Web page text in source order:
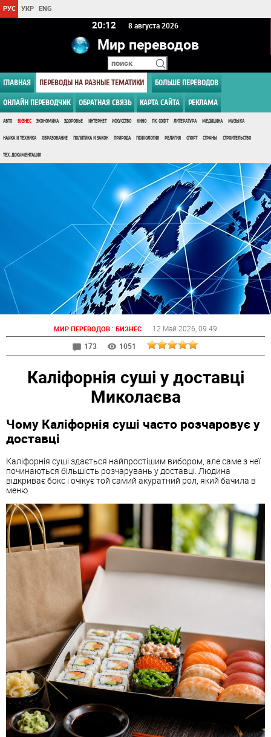
РУС УКР ENG
20 12 8 августа 2026
Мир переводов
ГЛАВНАЯ ПЕРЕВОДЫ НА РАЗНЫЕ ТЕМАТИКИ БОЛЬШЕ ПЕРЕВОДОВ
ОНЛАЙН ПЕРЕВОДЧИК ОБРАТНАЯ СВЯЗЬ КАРТА САЙТА РЕКЛАМА
АВТО БИЗНЕС ЭКОНОМИКА ЗДОРОВЬЕ ИНТЕРНЕТ ИСКУССТВО КИНО ПК, СОФТ ЛИТЕРАТУРА МЕДИЦИНА МУЗЫКА
НАУКА И ТЕХНИКА ОБРАЗОВАНИЕ ПОЛИТИКА И ЗАКОН ПРИРОДА ПСИХОЛОГИЯ РЕЛИГИЯ СПОРТ СТРАНЫ СТРОИТЕЛЬСТВО
ТЕХ. ДОКУМЕНТАЦИЯ
МИР ПЕРЕВОДОВ : БИЗНЕС 12 Май 2026 , 09:49
173
1051
Каліфорнія суші у доставці
Миколаєва
Чому Каліфорнія суші часто розчаровує у
доставці
Каліфорнія суші здається найпростішим вибором, але саме з неї
починаються більшість розчарувань у доставці. Людина
відкриває бокс і очікує той самий акуратний рол, який бачила в
меню.